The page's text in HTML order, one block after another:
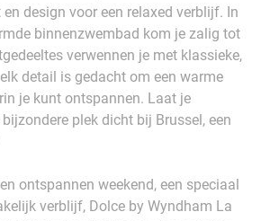
design voor een relaxed verblijf. In
binnenzwembad kom je zalig tot
verwennen je met klassieke,
detail is gedacht om een warme
je kunt ontspannen. Laat je
plek dicht bij Brussel, een
ontspannen weekend, een speciaal
verblijf, Dolce by Wyndham La